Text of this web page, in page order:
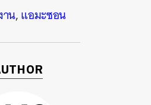
าน,แอมะซอน